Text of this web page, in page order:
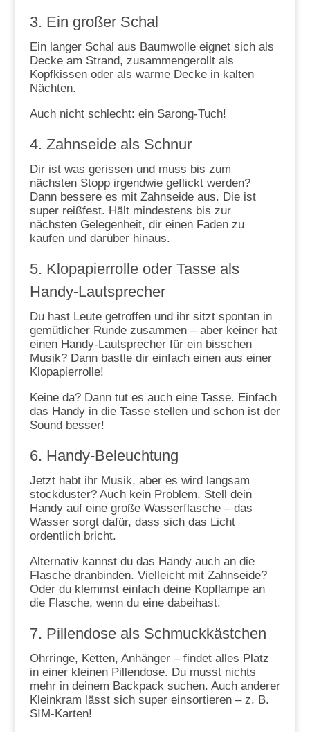
3. Ein großer Schal
Ein langer Schal aus Baumwolle eignet sich als
Decke am Strand, zusammengerollt als
Kopfkissen oder als warme Decke in kalten
Nächten.
Auch nicht schlecht: ein Sarong-Tuch!
4. Zahnseide als Schnur
Dir ist was gerissen und muss bis zum
nächsten Stopp irgendwie geflickt werden?
Dann bessere es mit Zahnseide aus. Die ist
super reißfest. Hält mindestens bis zur
nächsten Gelegenheit, dir einen Faden zu
kaufen und darüber hinaus.
5. Klopapierrolle oder Tasse als
Handy-Lautsprecher
Du hast Leute getroffen und ihr sitzt spontan in
gemütlicher Runde zusammen – aber keiner hat
einen Handy-Lautsprecher für ein bisschen
Musik? Dann bastle dir einfach einen aus einer
Klopapierrolle!
Keine da? Dann tut es auch eine Tasse. Einfach
das Handy in die Tasse stellen und schon ist der
Sound besser!
6. Handy-Beleuchtung
Jetzt habt ihr Musik, aber es wird langsam
stockduster? Auch kein Problem. Stell dein
Handy auf eine große Wasserflasche – das
Wasser sorgt dafür, dass sich das Licht
ordentlich bricht.
Alternativ kannst du das Handy auch an die
Flasche dranbinden. Vielleicht mit Zahnseide?
Oder du klemmst einfach deine Kopflampe an
die Flasche, wenn du eine dabeihast.
7. Pillendose als Schmuckkästchen
Ohrringe, Ketten, Anhänger – findet alles Platz
in einer kleinen Pillendose. Du musst nichts
mehr in deinem Backpack suchen. Auch anderer
Kleinkram lässt sich super einsortieren – z. B.
SIM-Karten!